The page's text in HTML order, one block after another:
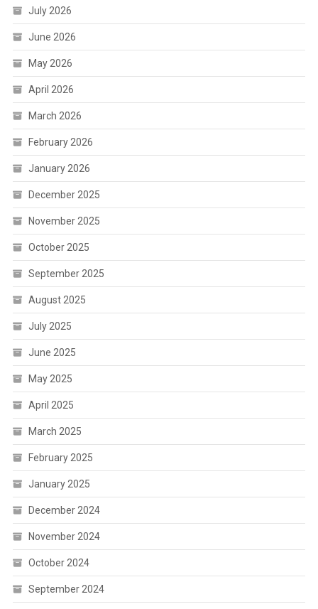
July 2026
June 2026
May 2026
April 2026
March 2026
February 2026
January 2026
December 2025
November 2025
October 2025
September 2025
August 2025
July 2025
June 2025
May 2025
April 2025
March 2025
February 2025
January 2025
December 2024
November 2024
October 2024
September 2024